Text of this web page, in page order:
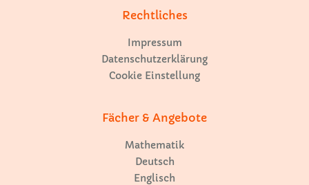
Rechtliches
Impressum
Datenschutzerklärung
Cookie Einstellung
Fächer & Angebote
Mathematik
Deutsch
Englisch